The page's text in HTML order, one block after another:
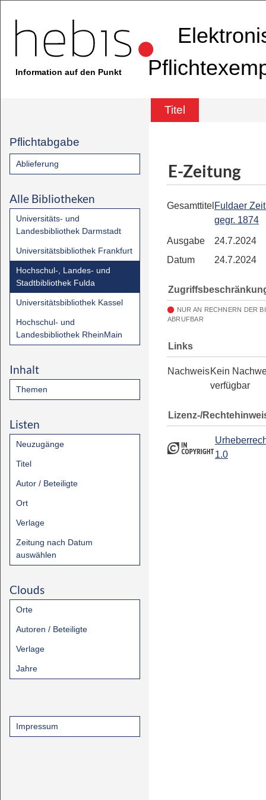
Information auf den Punkt
Titel
Pflichtabgabe
Ablieferung
Alle Bibliotheken
Universitäts- und
Landesbibliothek Darmstadt
Universitätsbibliothek Frankfurt
Hochschul-, Landes- und
Stadtbibliothek Fulda
Universitätsbibliothek Kassel
Hochschul- und
Landesbibliothek RheinMain
Inhalt
Themen
Listen
Neuzugänge
Titel
Autor / Beteiligte
Ort
Verlage
Zeitung nach Datum
auswählen
Clouds
Orte
Autoren / Beteiligte
Verlage
Jahre
Impressum
E-Zeitung
Gesamttitel Fuldaer
gegr. 1874
Ausgabe
24.7.2024
Datum
24.7.2024
NUR AN RECHNERN DER
ABRUFBAR
Links
NachweisKein
verfügbar
Lizenz-/
1.0